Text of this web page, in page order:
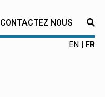
CONTACTEZ NOUS
EN
FR